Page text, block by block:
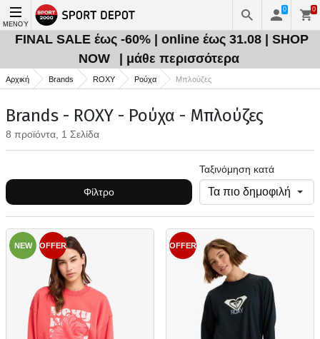
ΜΕΝΟΎ
0 0
FINAL SALE έως -60% | online έως 31.08 | SHOP
NOW
| μάθε περισσότερα
Αρχική Brands ROXY Ρούχα Μπλούζες
Brands - ROXY - Ρούχα - Μπλούζες
8 προϊόντα, 1 Σελίδα
Φίλτρο
Ταξινόμηση κατά
NEW OFFER OFFER